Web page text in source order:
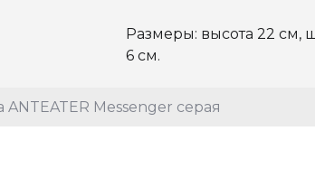
ANTEATER Messenger серая
Размеры: высота 22 см,
6 см.